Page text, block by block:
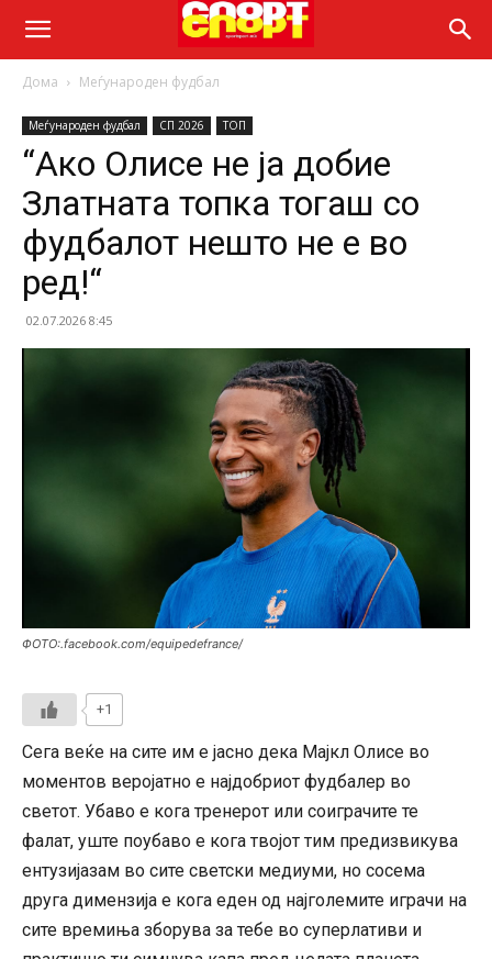
Дома Меѓународен фудбал
Меѓународен фудбал СП 2026 ТОП
“Ако Олисе не ја добие
Златната топка тогаш со
фудбалот нешто не е во
ред!“
02.07.2026 8:45
ФОТО:.facebook.com/equipedefrance/
+1
Сега веќе на сите им е јасно дека Мајкл Олисе во
моментов веројатно е најдобриот фудбалер во
светот. Убаво е кога тренерот или соиграчите те
фалат, уште поубаво е кога твојот тим предизвикува
ентузијазам во сите светски медиуми, но сосема
друга димензија е кога еден од најголемите играчи на
сите времиња зборува за тебе во суперлативи и